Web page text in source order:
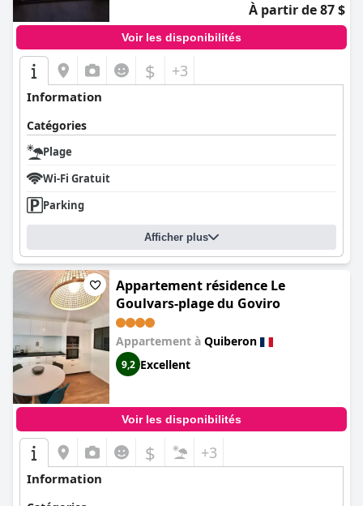
À partir de 87 $
Voir les disponibilités
$ +3
Information
Catégories
Plage
Wi-Fi Gratuit
Parking
Afficher plus
Appartement résidence Le
Goulvars-plage du Goviro
Appartement à Quiberon
9,2 Excellent
Voir les disponibilités
$ +3
Information